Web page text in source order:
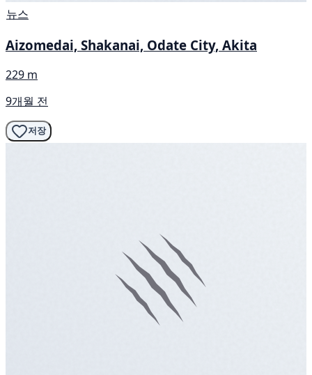
뉴스
Aizomedai, Shakanai, Odate City, Akita
229 m
9개월 전
저장